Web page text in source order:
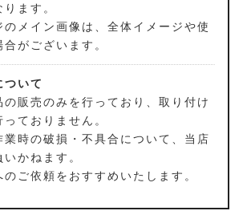
ます。
のメイン画像は、全体イメージや使
がございます。
いて
の販売のみを行っており、取り付け
ておりません。
業時の破損・不具合について、当店
かねます。
のご依頼をおすすめいたします。